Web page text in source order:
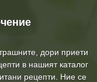
дори приети
в нашият каталог
рецепти. Ние се